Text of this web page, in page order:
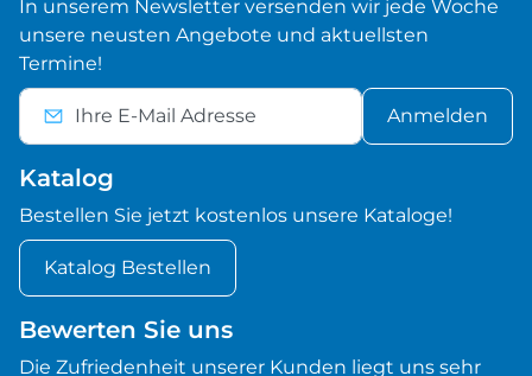
In unserem Newsletter versenden wir jede Woche
unsere neusten Angebote und aktuellsten
Termine!
Anmelden
Katalog
Bestellen Sie jetzt kostenlos unsere Kataloge!
Katalog Bestellen
Bewerten Sie uns
Die Zufriedenheit unserer Kunden liegt uns sehr